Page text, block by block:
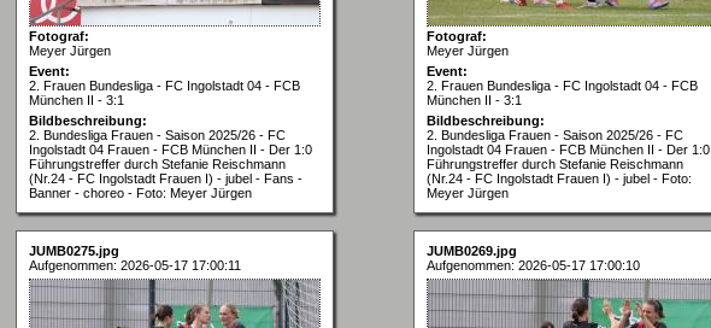
Fotograf:
Meyer Jürgen
Event:
2. Frauen Bundesliga - FC Ingolstadt 04 - FCB
München II - 3:1
Bildbeschreibung:
2. Bundesliga Frauen - Saison 2025/26 - FC
Ingolstadt 04 Frauen - FCB München II - Der 1:0
Führungstreffer durch Stefanie Reischmann
(Nr.24 - FC Ingolstadt Frauen I) - jubel - Fans -
Banner - choreo - Foto: Meyer Jürgen
Fotograf:
Meyer Jürgen
Event:
2. Frauen Bundesliga - FC Ingolstadt 04 - FCB
München II - 3:1
Bildbeschreibung:
2. Bundesliga Frauen - Saison 2025/26 - FC
Ingolstadt 04 Frauen - FCB München II - Der 1:0
Führungstreffer durch Stefanie Reischmann
(Nr.24 - FC Ingolstadt Frauen I) - jubel - Foto:
Meyer Jürgen
JUMB0275.jpg
Aufgenommen: 2026-05-17 17:00:11
JUMB0269.jpg
Aufgenommen: 2026-05-17 17:00:10